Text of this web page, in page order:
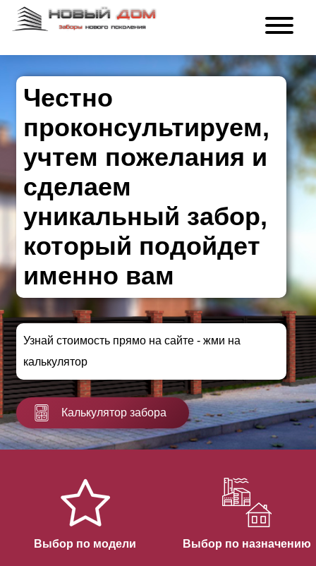
Честно
проконсультируем,
учтем пожелания и
сделаем
уникальный забор,
который подойдет
именно вам
Узнай стоимость прямо на сайте - жми на
калькулятор
Калькулятор забора
Выбор по модели Выбор по назначению